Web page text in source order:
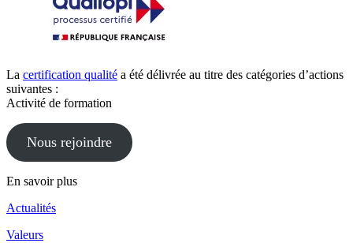
La certification qualité a été délivrée au titre des catégories d’actions
suivantes :
Activité de formation
Nous rejoindre
En savoir plus
Actualités
Valeurs